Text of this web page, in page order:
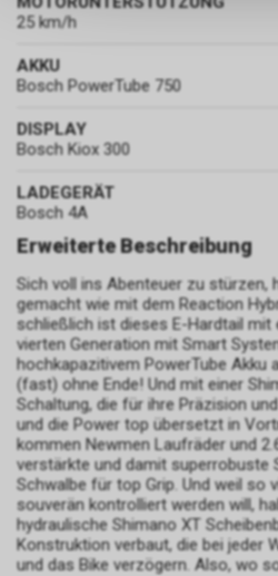
25 km/h
AKKU
Bosch PowerTube 750
DISPLAY
Bosch Kiox 300
LADEGERÄT
Bosch 4A
Erweiterte Beschreibung
Sich voll ins Abenteuer zu stürzen,
gemacht wie mit dem Reaction
schließlich ist dieses E-Hardtail
vierten Generation mit Smart
hochkapazitivem PowerTube Akku
(fast) ohne Ende! Und mit einer
Schaltung, die für ihre Präzision
und die Power top übersetzt in
kommen Newmen Laufräder und
verstärkte und damit superrobuste
Schwalbe für top Grip. Und weil so
souverän kontrolliert werden will,
hydraulische Shimano XT
Konstruktion verbaut, die bei jeder
und das Bike verzögern. Also, wo
keinerlei